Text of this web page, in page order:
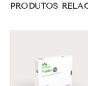
PRODUTOS